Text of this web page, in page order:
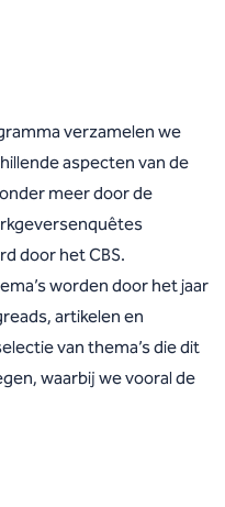
verzamelen we
aspecten van de
meer door de
door het CBS.
worden door het jaar
artikelen en
van thema’s die dit
waarbij we vooral de